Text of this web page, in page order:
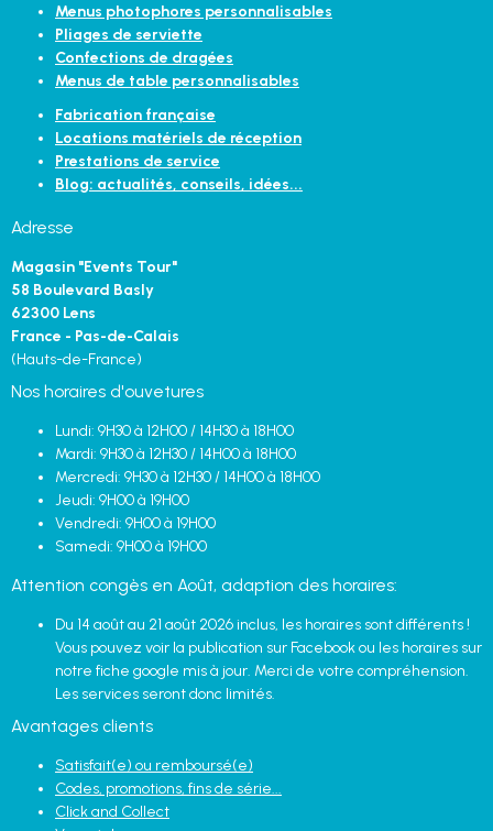
Menus photophores personnalisables
Pliages de serviette
Confections de dragées
Menus de table personnalisables
Fabrication française
Locations matériels de réception
Prestations de service
Blog: actualités, conseils, idées...
Adresse
Magasin "Events Tour"
58 Boulevard Basly
62300 Lens
France - Pas-de-Calais
(Hauts-de-France)
Nos horaires d'ouvetures
Lundi: 9H30 à 12H00 / 14H30 à 18H00
Mardi: 9H30 à 12H30 / 14H00 à 18H00
Mercredi: 9H30 à 12H30 / 14H00 à 18H00
Jeudi: 9H00 à 19H00
Vendredi: 9H00 à 19H00
Samedi: 9H00 à 19H00
Attention congès en Août, adaption des horaires:
Du 14 août au 21 août 2026 inclus, les horaires sont différents !
Vous pouvez voir la publication sur Facebook ou les horaires sur
notre fiche google mis à jour. Merci de votre compréhension.
Les services seront donc limités.
Avantages clients
Satisfait(e) ou remboursé(e)
Codes, promotions, fins de série...
Click and Collect